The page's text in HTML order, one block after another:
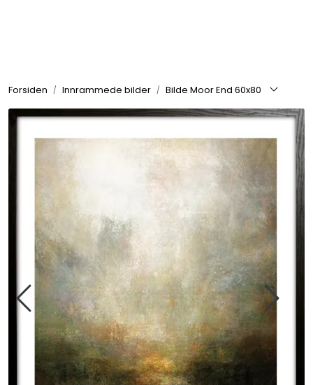
Forsiden Innrammede bilder Bilde Moor End 60x80
Passepartout
Tilbehør til innramming
Canvas
Glass art
Malerier
Speil
Trykk av bilder/skilt og innramming